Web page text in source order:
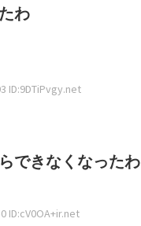
わ
ID:9DTiPvgy.net
できなくなったわ
ID:cV0OA+ir.net